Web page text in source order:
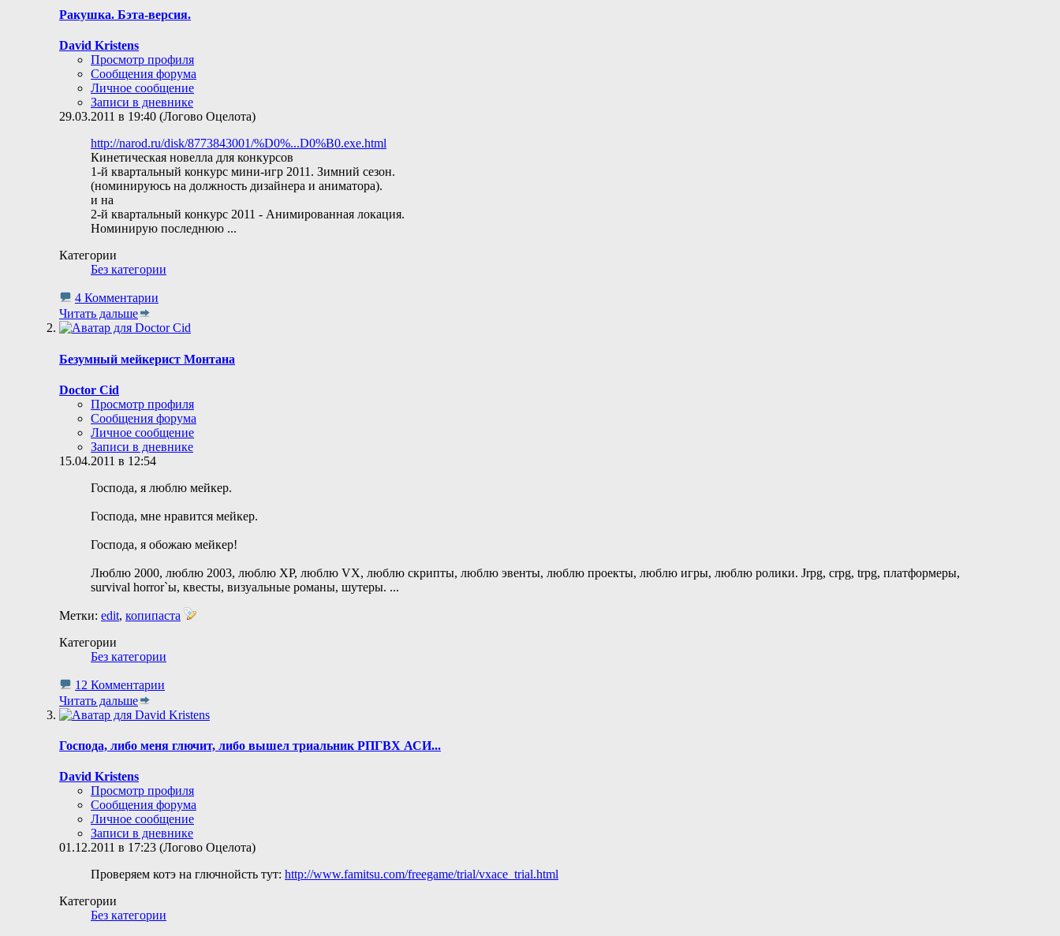
Ракушка. Бэта-версия.
David Kristens
Просмотр профиля
Сообщения форума
Личное сообщение
Записи в дневнике
29.03.2011 в 19:40 (Логово Оцелота)
http://narod.ru/disk/8773843001/%D0%...D0%B0.exe.html
Кинетическая новелла для конкурсов
1-й квартальный конкурс мини-игр 2011. Зимний сезон.
(номинируюсь на должность дизайнера и аниматора).
и на
2-й квартальный конкурс 2011 - Анимированная локация.
Номинирую последнюю ...
Категории
Без категории
4 Комментарии
Читать дальше
Безумный мейкерист Монтана
Doctor Cid
Просмотр профиля
Сообщения форума
Личное сообщение
Записи в дневнике
15.04.2011 в 12:54
Господа, я люблю мейкер.
Господа, мне нравится мейкер.
Господа, я обожаю мейкер!
Люблю 2000, люблю 2003, люблю XP, люблю VX, люблю скрипты, люблю эвенты, люблю проекты, люблю игры, люблю ролики. Jrpg, crpg, trpg, платформеры,
survival horror`ы, квесты, визуальные романы, шутеры. ...
Метки: edit, копипаста
Категории
Без категории
12 Комментарии
Читать дальше
Господа, либо меня глючит, либо вышел триальник РПГВХ АСИ...
David Kristens
Просмотр профиля
Сообщения форума
Личное сообщение
Записи в дневнике
01.12.2011 в 17:23 (Логово Оцелота)
Проверяем котэ на глючнойсть тут: http://www.famitsu.com/freegame/trial/vxace_trial.html
Категории
Без категории